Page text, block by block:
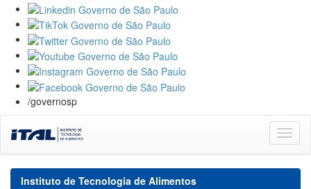
/governosp
navigation
Instituto de Tecnologia de Alimentos